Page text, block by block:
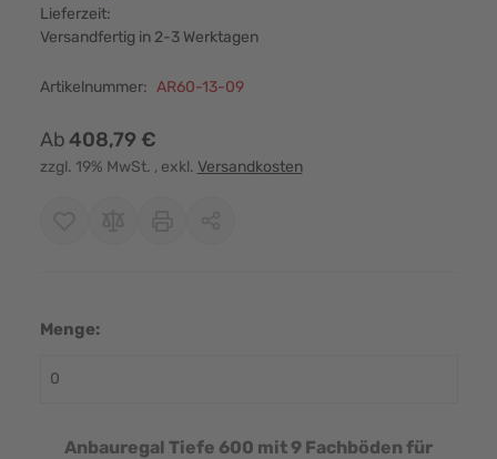
Lieferzeit:
Versandfertig in 2-3 Werktagen
Artikelnummer: AR60-13-09
Ab408,79 €
zzgl. 19% MwSt. , exkl. Versandkosten
Menge:
Anbauregal Tiefe 600 mit 9 Fachböden für